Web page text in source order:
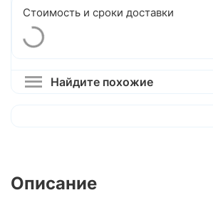
Стоимость и сроки доставки
Найдите похожие
Описание